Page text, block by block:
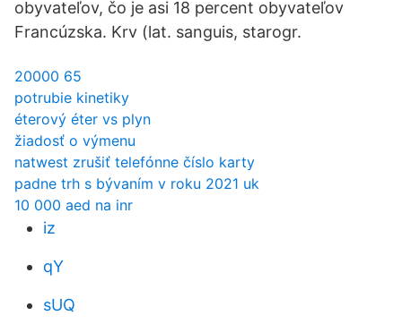
obyvateľov, čo je asi 18 percent obyvateľov
Francúzska. Krv (lat. sanguis, starogr.
20000 65
potrubie kinetiky
éterový éter vs plyn
žiadosť o výmenu
natwest zrušiť telefónne číslo karty
padne trh s bývaním v roku 2021 uk
10 000 aed na inr
iz
qY
sUQ